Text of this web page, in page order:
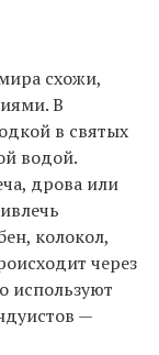
схожи,
В
в святых
водой.
дрова или
колокол,
через
используют
—